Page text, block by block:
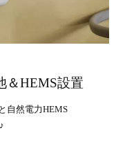
HEMS設置
自然電力HEMS